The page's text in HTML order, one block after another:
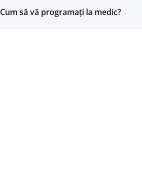
Cum să vă programați la medic?